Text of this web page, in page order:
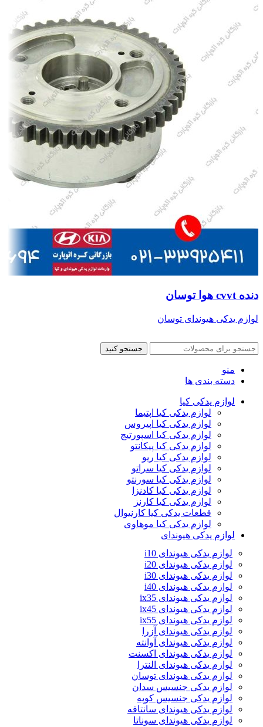
دنده cvvt هوا توسان
لوازم یدکی هیوندای توسان
جستجو کنید
منو
دسته بندی ها
لوازم یدکی کیا
لوازم یدکی کیا اپتیما
لوازم یدکی کیا اپیروس
لوازم یدکی کیا اسپورتیج
لوازم یدکی کیا پیکانتو
لوازم یدکی کیا ریو
لوازم یدکی کیا سراتو
لوازم یدکی کیا سورنتو
لوازم یدکی کیا کادنزا
لوازم یدکی کیا کارنز
قطعات یدکی کیا کارنیوال
لوازم یدکی کیا موهاوی
لوازم یدکی هیوندای
لوازم یدکی هیوندای i10
لوازم یدکی هیوندای i20
لوازم یدکی هیوندای i30
لوازم یدکی هیوندای i40
لوازم یدکی هیوندای ix35
لوازم یدکی هیوندای ix45
لوازم یدکی هیوندای ix55
لوازم یدکی هیوندای آزرا
لوازم یدکی هیوندای آوانته
لوازم یدکی هیوندای اکسنت
لوازم یدکی هیوندای النترا
لوازم یدکی هیوندای توسان
لوازم یدکی جنسیس سدان
لوازم یدکی جنسیس کوپه
لوازم یدکی هیوندای سانتافه
لوازم یدکی هیوندای سوناتا